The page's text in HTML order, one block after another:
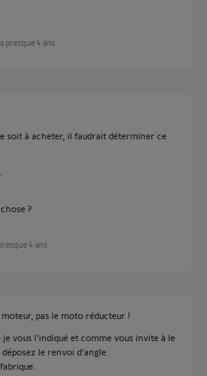
a presque 4 ans
soit à acheter, il faudrait déterminer ce
?
4 ans
pas le moto réducteur !
vous l'indiqué et comme vous invite à le
le renvoi d'angle.